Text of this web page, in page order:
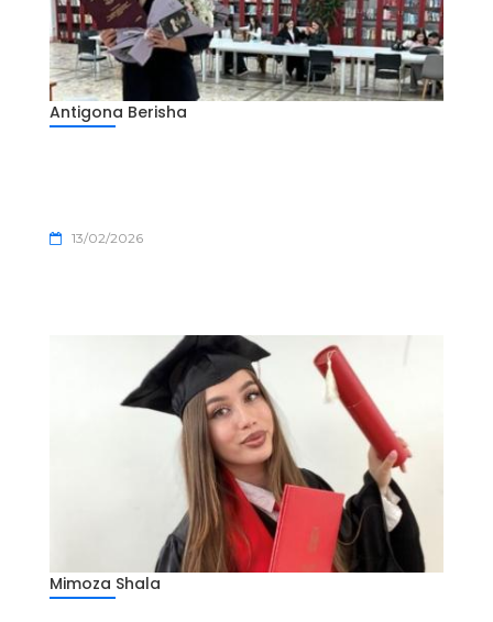
Antigona Berisha
13/02/2026
Mimoza Shala